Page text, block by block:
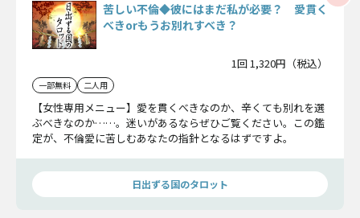
苦しい不倫◆彼にはまだ私が必要？ 愛貫く
べきorもうお別れすべき？
1回 1,320円（税込）
一部無料 二人用
【女性専用メニュー】愛を貫くべきなのか、辛くても別れを選
ぶべきなのか……。迷いがあるならぜひご覧ください。この鑑
定が、不倫愛に苦しむあなたの指針となるはずですよ。
日出ずる国のタロット